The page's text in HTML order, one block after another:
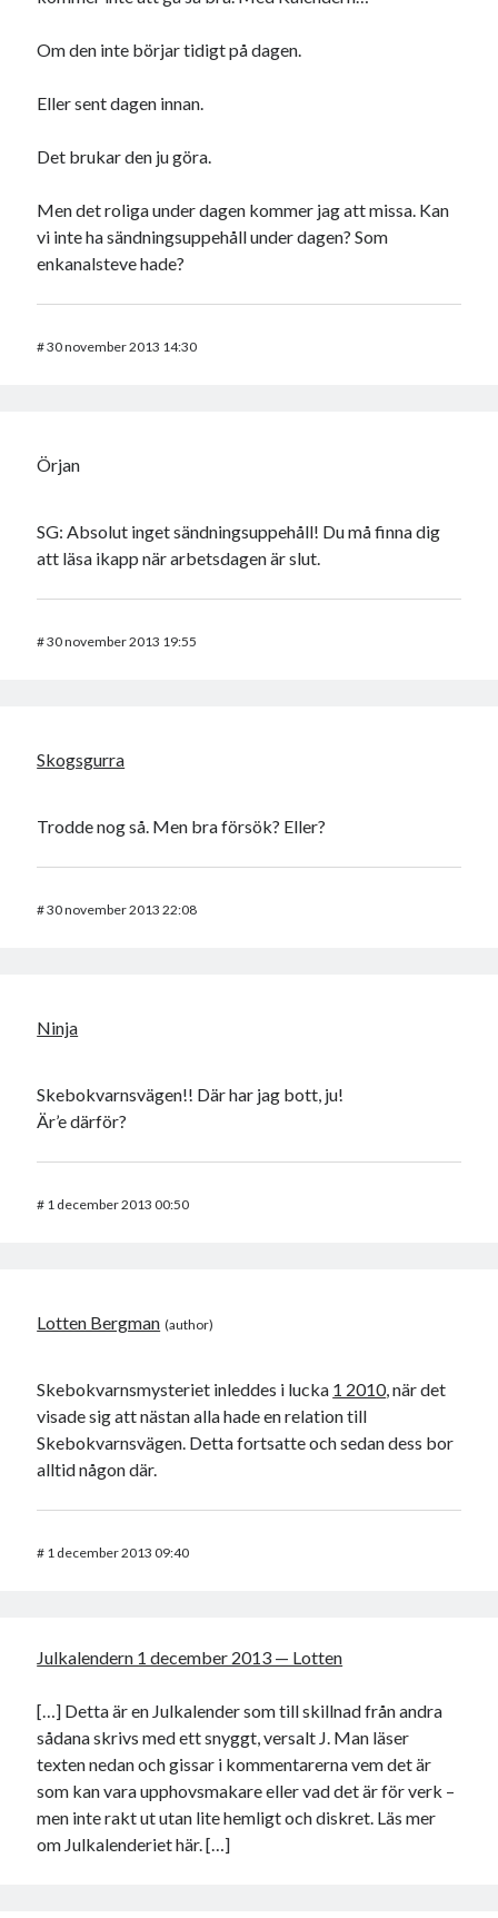
Om den inte börjar tidigt på dagen.
Eller sent dagen innan.
Det brukar den ju göra.
Men det roliga under dagen kommer jag att missa. Kan
vi inte ha sändningsuppehåll under dagen? Som
enkanalsteve hade?
#30 november 2013 14:30
Örjan
SG: Absolut inget sändningsuppehåll! Du må finna dig
att läsa ikapp när arbetsdagen är slut.
#30 november 2013 19:55
Skogsgurra
Trodde nog så. Men bra försök? Eller?
#30 november 2013 22:08
Ninja
Skebokvarnsvägen!! Där har jag bott, ju!
Är’e därför?
# 1 december 2013 00:50
Lotten Bergman
Skebokvarnsmysteriet inleddes i lucka 1 2010, när det
visade sig att nästan alla hade en relation till
Skebokvarnsvägen. Detta fortsatte och sedan dess bor
alltid någon där.
# 1 december 2013 09:40
Julkalendern 1 december 2013 — Lotten
[…] Detta är en Julkalender som till skillnad från andra
sådana skrivs med ett snyggt, versalt J. Man läser
texten nedan och gissar i kommentarerna vem det är
som kan vara upphovsmakare eller vad det är för verk –
men inte rakt ut utan lite hemligt och diskret. Läs mer
om Julkalenderiet här. […]